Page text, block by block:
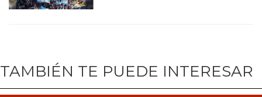
TAMBIÉN TE PUEDE INTERESAR